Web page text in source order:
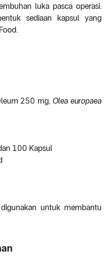
luka pasca operasi.
sediaan kapsul yang
250 mg,Olea europaea
100 Kapsul
untuk membantu